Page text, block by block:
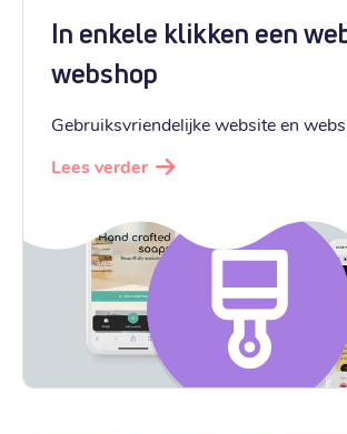
In enkele klikken een
webshop
Gebruiksvriendelijke website en
Lees verder